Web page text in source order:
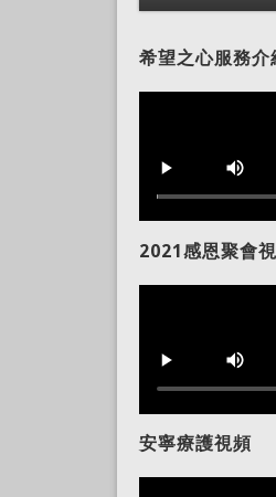
希望之心服務介
2021感恩聚會
安寧療護視頻